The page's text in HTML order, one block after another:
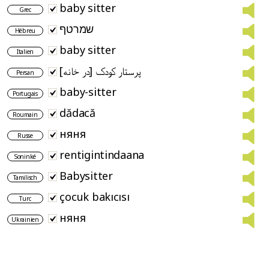
Grec baby sitter
Hébreu שמרטף
Italien baby sitter
Persan پرستار کودک [در خانه]
Portugais baby-sitter
Roumain dădacă
Russe няня
Soninké rentigintindaana
Tamilisch Babysitter
Turc çocuk bakıcısı
Ukrainien няня